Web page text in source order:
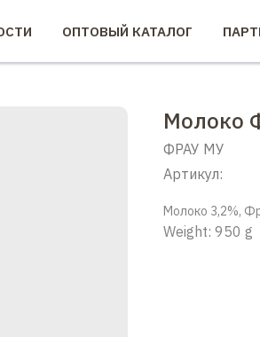
ОПТОВЫЙ КАТАЛОГ
Молоко
ФРАУ МУ
Артикул:
Молоко 3,2%,
Weight: 950 g